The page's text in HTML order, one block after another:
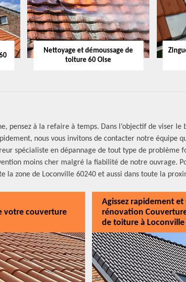
Nettoyage et démoussage de
toiture 60 Oise
pensez à la refaire à temps. Dans l’objectif de viser
nous vous invitons de contacter notre équipe
spécialiste en dépannage de tout type de problème
moins cher malgré la fiabilité de notre ouvrage.
la zone de Loconville 60240 et aussi dans toute la
votre couverture
Agissez rapidement
rénovation
de toiture à Loconville